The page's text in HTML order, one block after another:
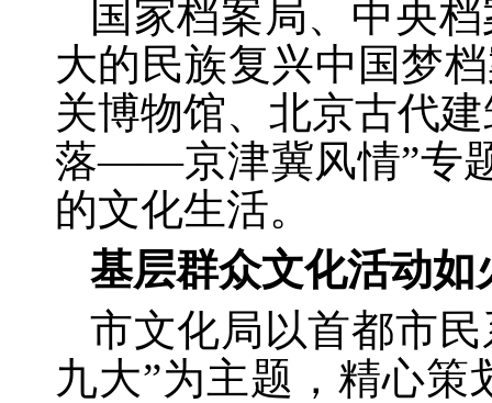
国家档案局、中央
大的民族复兴中国梦
关博物馆、北京古代
落——京津冀风情”专
的文化生活。
基层群众文化活动如
市文化局以首都市
九大”为主题，精心